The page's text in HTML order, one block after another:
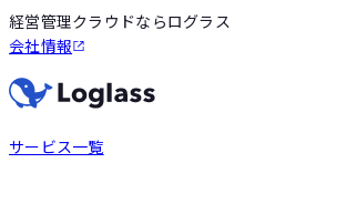
経営管理クラウドならログラス
会社情報
サービス一覧